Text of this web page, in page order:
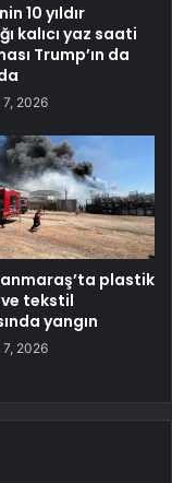
10 yıldır
kalıcı yaz saati
Trump’ın da
2026
plastik
tekstil
yangın
2026